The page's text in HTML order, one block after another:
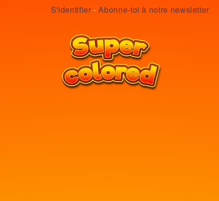
S'identifier -Abonne-toi à notre newsletter